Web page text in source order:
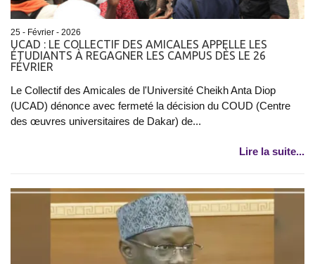
25 - Février - 2026
UCAD : LE COLLECTIF DES AMICALES APPELLE LES
ÉTUDIANTS À REGAGNER LES CAMPUS DÈS LE 26
FÉVRIER
Le Collectif des Amicales de l'Université Cheikh Anta Diop
(UCAD) dénonce avec fermeté la décision du COUD (Centre
des œuvres universitaires de Dakar) de...
Lire la suite...